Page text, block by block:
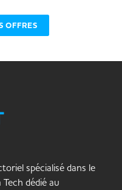
OFFRES
spécialisé dans le
dédié au